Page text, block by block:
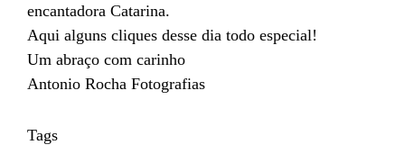
encantadora Catarina.
Aqui alguns cliques desse dia todo especial!
Um abraço com carinho
Antonio Rocha Fotografias
Tags